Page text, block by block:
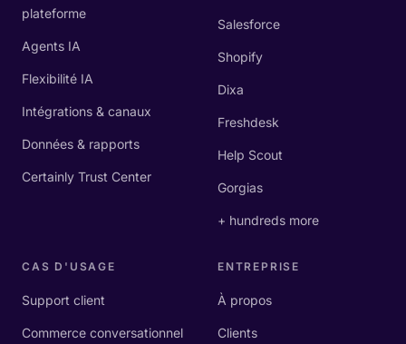
plateforme
Agents IA
Flexibilité IA
Intégrations & canaux
Données & rapports
Certainly Trust Center
Salesforce
Shopify
Dixa
Freshdesk
Help Scout
Gorgias
+ hundreds more
CAS D'USAGE
Support client
Commerce conversationnel
ENTREPRISE
À propos
Clients